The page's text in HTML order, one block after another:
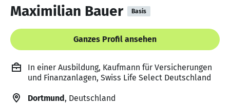
Maximilian Bauer Basis
Ganzes Profil ansehen
In einer Ausbildung, Kaufmann für Versicherungen
und Finanzanlagen, Swiss Life Select Deutschland
Dortmund, Deutschland